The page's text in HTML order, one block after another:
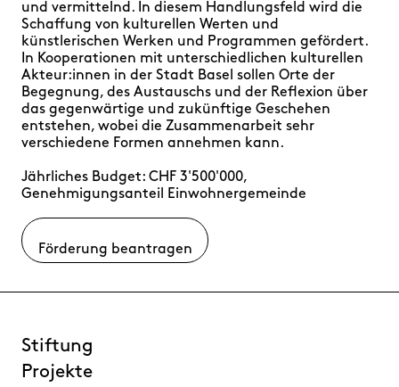
und vermittelnd. In diesem Handlungsfeld wird die
Schaffung von kulturellen Werten und
künstlerischen Werken und Programmen gefördert.
In Kooperationen mit unterschiedlichen kulturellen
Akteur:innen in der Stadt Basel sollen Orte der
Begegnung, des Austauschs und der Reflexion über
das gegenwärtige und zukünftige Geschehen
entstehen, wobei die Zusammenarbeit sehr
verschiedene Formen annehmen kann.
Jährliches Budget: CHF 3'500'000,
Genehmigungsanteil Einwohnergemeinde
Förderung beantragen
Stiftung
Projekte